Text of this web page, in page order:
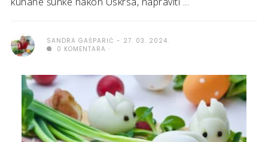
SANDRA GAŠPARIĆ
27. 03. 2024.
0 KOMENTARA